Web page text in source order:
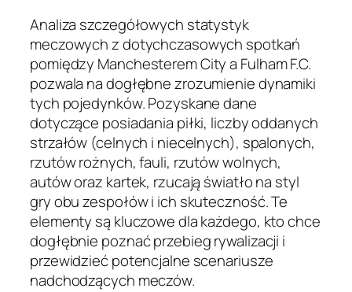
Analiza szczegółowych statystyk
meczowych z dotychczasowych spotkań
pomiędzy Manchesterem City a Fulham F.C.
pozwala na dogłębne zrozumienie dynamiki
tych pojedynków. Pozyskane dane
dotyczące posiadania piłki, liczby oddanych
strzałów (celnych i niecelnych), spalonych,
rzutów rożnych, fauli, rzutów wolnych,
autów oraz kartek, rzucają światło na styl
gry obu zespołów i ich skuteczność. Te
elementy są kluczowe dla każdego, kto chce
dogłębnie poznać przebieg rywalizacji i
przewidzieć potencjalne scenariusze
nadchodzących meczów.